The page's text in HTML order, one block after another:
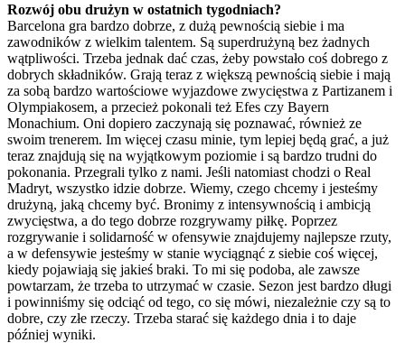
Rozwój obu drużyn w ostatnich tygodniach?
Barcelona gra bardzo dobrze, z dużą pewnością siebie i ma
zawodników z wielkim talentem. Są superdrużyną bez żadnych
wątpliwości. Trzeba jednak dać czas, żeby powstało coś dobrego z
dobrych składników. Grają teraz z większą pewnością siebie i mają
za sobą bardzo wartościowe wyjazdowe zwycięstwa z Partizanem i
Olympiakosem, a przecież pokonali też Efes czy Bayern
Monachium. Oni dopiero zaczynają się poznawać, również ze
swoim trenerem. Im więcej czasu minie, tym lepiej będą grać, a już
teraz znajdują się na wyjątkowym poziomie i są bardzo trudni do
pokonania. Przegrali tylko z nami. Jeśli natomiast chodzi o Real
Madryt, wszystko idzie dobrze. Wiemy, czego chcemy i jesteśmy
drużyną, jaką chcemy być. Bronimy z intensywnością i ambicją
zwycięstwa, a do tego dobrze rozgrywamy piłkę. Poprzez
rozgrywanie i solidarność w ofensywie znajdujemy najlepsze rzuty,
a w defensywie jesteśmy w stanie wyciągnąć z siebie coś więcej,
kiedy pojawiają się jakieś braki. To mi się podoba, ale zawsze
powtarzam, że trzeba to utrzymać w czasie. Sezon jest bardzo długi
i powinniśmy się odciąć od tego, co się mówi, niezależnie czy są to
dobre, czy złe rzeczy. Trzeba starać się każdego dnia i to daje
później wyniki.